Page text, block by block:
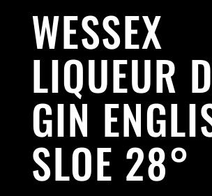
WESSEX
LIQUEUR
GIN
SLOE 28°